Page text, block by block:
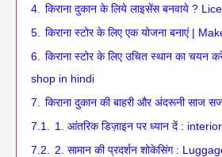
4.
किराना दुकान के लिये लाइसेंस बनवाये ?
5.
किराना स्टोर के लिए एक योजना बनाएं |
6.
किराना स्टोर के लिए उचित स्थान का
shop in hindi
7.
किराना दुकान की बाहरी और अंदरूनी साज
7.1.
1. आंतरिक डिज़ाइन पर ध्यान दें :
7.2.
2. सामान की प्रदर्शन शोकेसिंग :